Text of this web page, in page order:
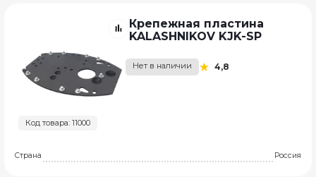
Код товара: 11000
Крепежная пластина
KALASHNIKOV KJK-SP
Нет в наличии 4,8
Страна Россия